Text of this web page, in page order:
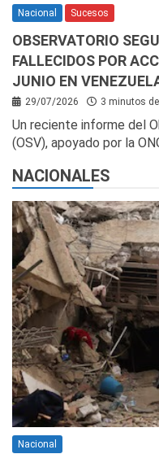
Nacional Sucesos
OBSERVATORIO
FALLECIDOS POR
JUNIO EN
29/07/2026 3 minutos
Un reciente informe del
(OSV), apoyado por la
NACIONALES
Nacional